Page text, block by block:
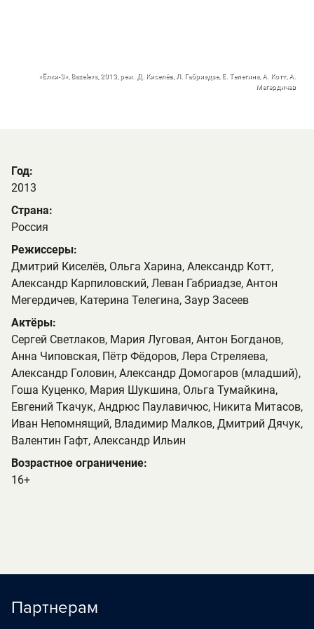
«Ёлки-3», Bazelevs, 2013, реж. Д. Киселёв, Л. Габриадзе, Е. Телегина, А. Котт, А.
Мегердичев
Год:
2013
Страна:
Россия
Режиссеры:
Дмитрий Киселёв, Ольга Харина, Александр Котт,
Александр Карпиловский, Леван Габриадзе, Антон
Мегердичев, Катерина Телегина, Заур Засеев
Актёры:
Сергей Светлаков, Мария Луговая, Антон Богданов,
Анна Чиповская, Пётр Фёдоров, Лера Стреляева,
Александр Головин, Александр Домогаров (младший),
Гоша Куценко, Мария Шукшина, Ольга Тумайкина,
Евгений Ткачук, Андрюс Паулавичюс, Никита Митасов,
Иван Непомнящий, Владимир Малков, Дмитрий Дячук,
Валентин Гафт, Александр Ильин
Возрастное ограничение:
16+
Партнерам